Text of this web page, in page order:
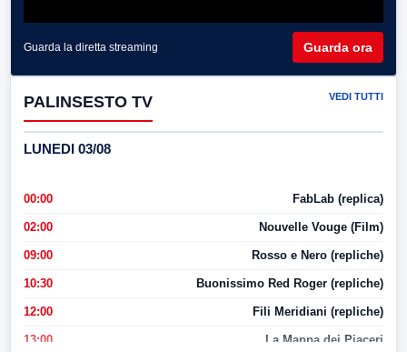
Guarda la diretta streaming Guarda ora
PALINSESTO TV VEDI TUTTI
LUNEDI 03/08
00:00 FabLab (replica)
02:00 Nouvelle Vouge (Film)
09:00 Rosso e Nero (repliche)
10:30 Buonissimo Red Roger (repliche)
12:00 Fili Meridiani (repliche)
13:00 La Mappa dei Piaceri